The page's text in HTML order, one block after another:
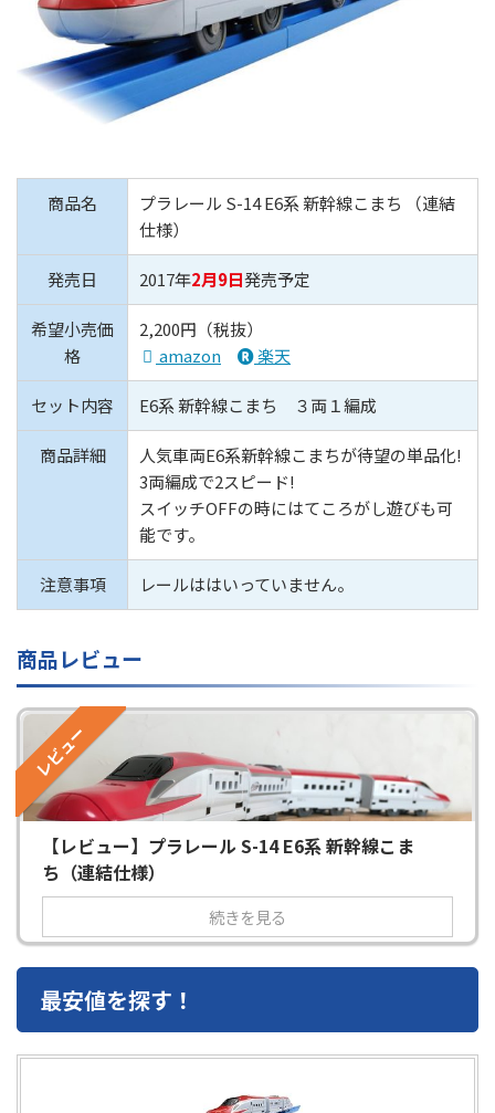
商品名
プラレール S-14 E6系 新幹線こまち （連結
仕様）
発売日 2017年2月9日発売予定
希望小売価
格
2,200円（税抜）
amazon
楽天
セット内容 E6系 新幹線こまち ３両１編成
商品詳細
人気車両E6系新幹線こまちが待望の単品化!
3両編成で2スピード!
スイッチOFFの時にはてころがし遊びも可
能です。
注意事項 レールははいっていません。
商品レビュー
レビュー
【レビュー】プラレール S-14 E6系 新幹線こま
ち（連結仕様）
続きを見る
最安値を探す！